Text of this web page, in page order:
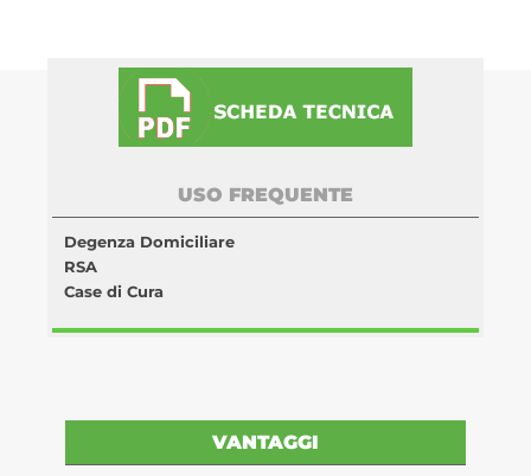
USO FREQUENTE
Degenza Domiciliare
RSA
Case di Cura
VANTAGGI